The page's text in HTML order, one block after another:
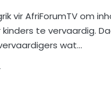
vir AfriForumTV om
kinders te vervaardig.
wat…